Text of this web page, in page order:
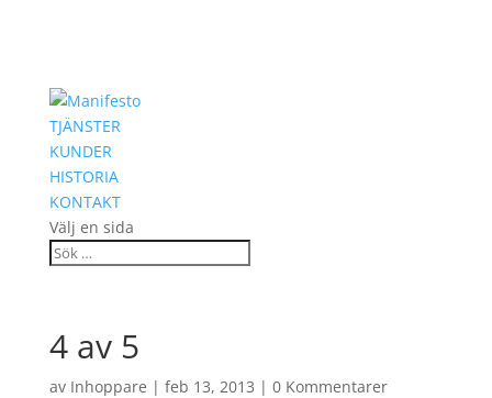
TJÄNSTER
KUNDER
HISTORIA
KONTAKT
Välj en sida
4 av 5
av Inhoppare | feb 13, 2013 | 0 Kommentarer